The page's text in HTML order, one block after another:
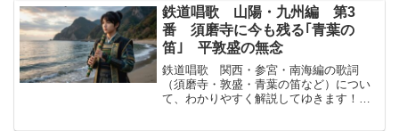
めて猶なおゆけば汽車きしゃは宇佐うさ
にて止とまりたり八幡や...
鉄道唱歌 山陽・九州編 第3
番 須磨寺に今も残る｢青葉の
笛｣ 平敦盛の無念
鉄道唱歌 関西・参宮・南海編の歌詞
（須磨寺・敦盛・青葉の笛など）につい
て、わかりやすく解説してゆきます！ま